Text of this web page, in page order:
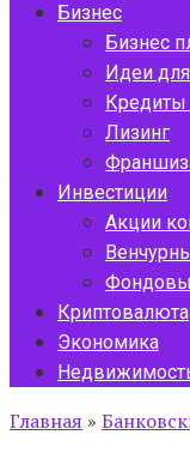
Бизнес
Бизнес
Идеи
Кредиты
Лизинг
Инвестиции
Акции
Криптовалюта
Экономика
Главная »